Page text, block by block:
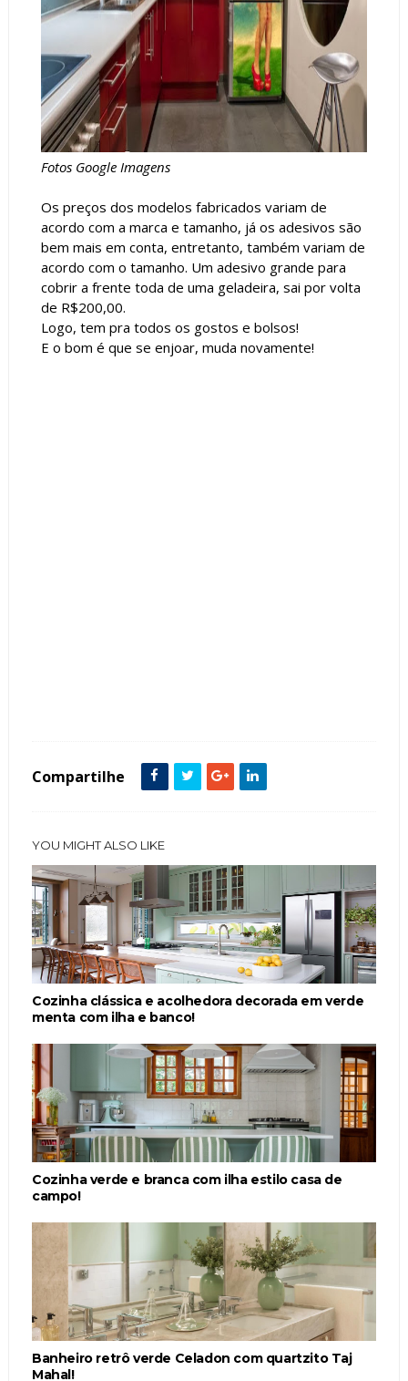
Fotos Google Imagens
Os preços dos modelos fabricados variam de
acordo com a marca e tamanho, já os adesivos são
bem mais em conta, entretanto, também variam de
acordo com o tamanho. Um adesivo grande para
cobrir a frente toda de uma geladeira, sai por volta
de R$200,00.
Logo, tem pra todos os gostos e bolsos!
E o bom é que se enjoar, muda novamente!
Compartilhe
YOU MIGHT ALSO LIKE
Cozinha clássica e acolhedora decorada em verde
menta com ilha e banco!
Cozinha verde e branca com ilha estilo casa de
campo!
Banheiro retrô verde Celadon com quartzito Taj
Mahal!